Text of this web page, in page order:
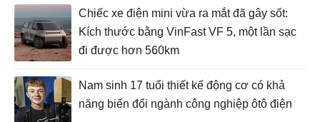
Chiếc xe điện mini vừa ra mắt đã gây sốt:
Kích thước bằng VinFast VF 5, một lần sạc
đi được hơn 560km
Nam sinh 17 tuổi thiết kế động cơ có khả
năng biến đổi ngành công nghiệp ôtô điện